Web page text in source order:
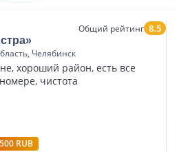
Общий рейтинг 8.5
Челябинск
хороший район, есть все
чистота
RUB